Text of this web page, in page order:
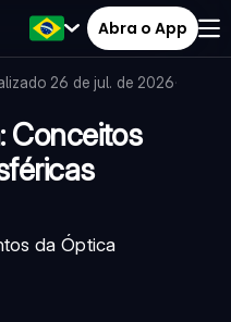
Abra o App
26 de jul. de 2026·
Conceitos
da Óptica